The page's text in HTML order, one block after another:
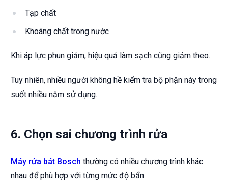
Tạp chất
Khoáng chất trong nước
Khi áp lực phun giảm, hiệu quả làm sạch cũng giảm theo.
Tuy nhiên, nhiều người không hề kiểm tra bộ phận này trong
suốt nhiều năm sử dụng.
6. Chọn sai chương trình rửa
Máy rửa bát Bosch thường có nhiều chương trình khác
nhau để phù hợp với từng mức độ bẩn.